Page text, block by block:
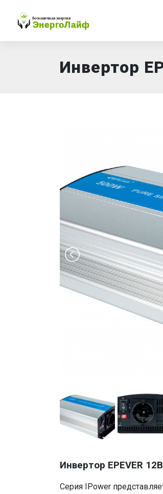
Инвертор
Инвертор EPEVER
Серия IPower